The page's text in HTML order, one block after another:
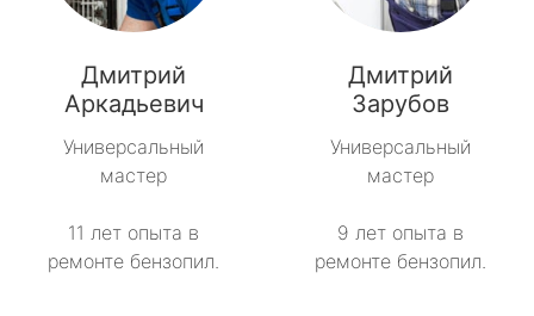
Дмитрий
Аркадьевич
Универсальный
мастер
11 лет опыта в
ремонте бензопил.
Дмитрий
Зарубов
Универсальный
мастер
9 лет опыта в
ремонте бензопил.